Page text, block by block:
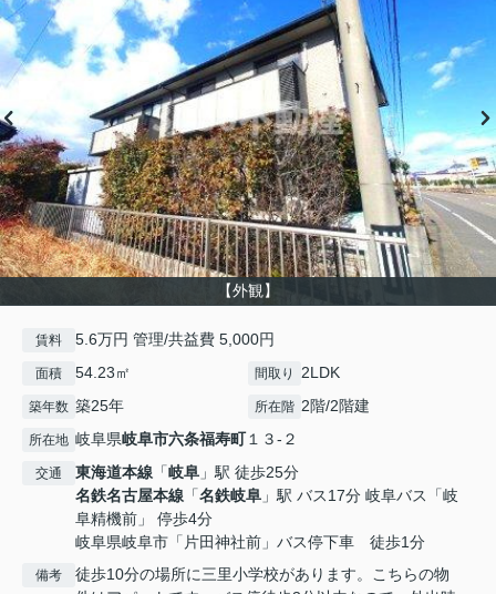
【外観】
賃料 5.6万円 管理/共益費 5,000円
面積 54.23㎡ 間取り 2LDK
築年数 築25年 所在階 2階/2階建
所在地 岐阜県岐阜市六条福寿町１３-２
交通 東海道本線 「岐阜 」駅 徒歩25分
名鉄名古屋本線 「名鉄岐阜 」駅 バス17分 岐阜バス「岐
阜精機前」 停歩4分
岐阜県岐阜市「片田神社前」バス停下車 徒歩1分
備考
徒歩10分の場所に三里小学校があります。こちらの物